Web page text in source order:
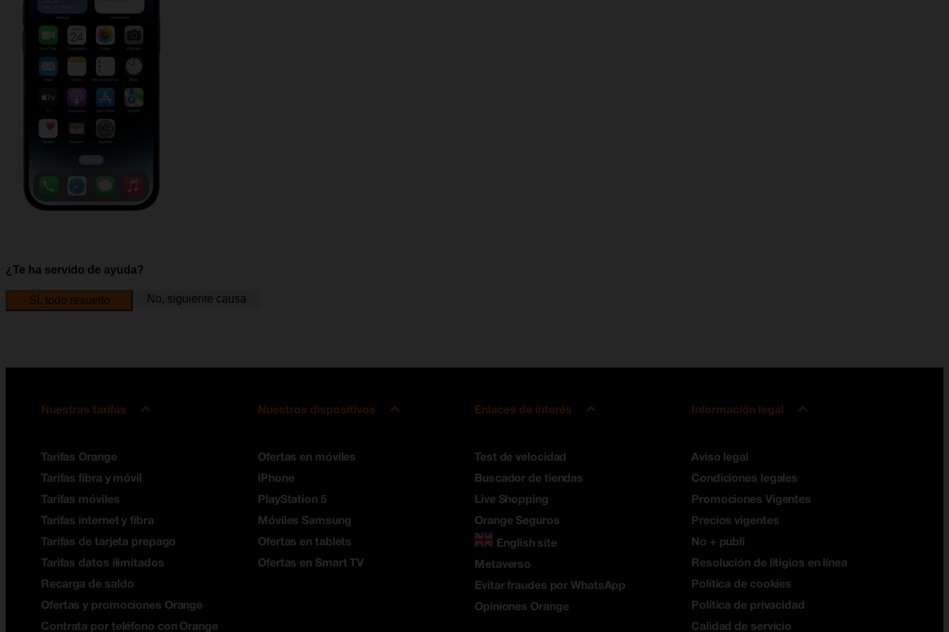
¿Te ha servido de ayuda?
Sí, todo resuelto No, siguiente causa
Nuestras tarifas
Tarifas Orange
Tarifas fibra y móvil
Tarifas móviles
Tarifas internet y fibra
Tarifas de tarjeta prepago
Tarifas datos ilimitados
Recarga de saldo
Ofertas y promociones Orange
Contrata por teléfono con Orange
Nuestros dispositivos
Ofertas en móviles
iPhone
PlayStation 5
Móviles Samsung
Ofertas en tablets
Ofertas en Smart TV
Enlaces de interés
Test de velocidad
Buscador de tiendas
Live Shopping
Orange Seguros
English site
Metaverso
Evitar fraudes por WhatsApp
Opiniones Orange
Información legal
Aviso legal
Condiciones legales
Promociones Vigentes
Precios vigentes
No + publi
Resolución de litigios en línea
Política de cookies
Política de privacidad
Calidad de servicio